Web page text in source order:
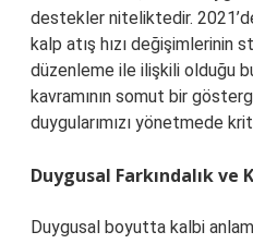
destekler niteliktedir.
kalp atış hızı değişimlerinin
düzenleme ile ilişkili olduğu
kavramının somut bir
duygularımızı yönetmede
Duygusal Farkındalık
Duygusal boyutta kalbi